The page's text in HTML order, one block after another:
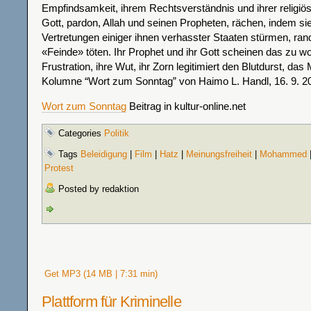
Empfindsamkeit, ihrem Rechtsverständnis und ihrer
Gott, pardon, Allah und seinen Propheten, rächen, indem
Vertretungen einiger ihnen verhasster Staaten stürmen,
«Feinde» töten. Ihr Prophet und ihr Gott scheinen das zu
Frustration, ihre Wut, ihr Zorn legitimiert den Blutdurst, das
Kolumne “Wort zum Sonntag” von Haimo L. Handl, 16. 9.
Wort zum Sonntag Beitrag in kultur-online.net
Categories Politik
Tags Beleidigung Film Hatz Meinungsfreiheit Mohammed
Protest
Posted by redaktion
Get MP3 (14 MB | 7:31 min)
Plattform für Kriminelle